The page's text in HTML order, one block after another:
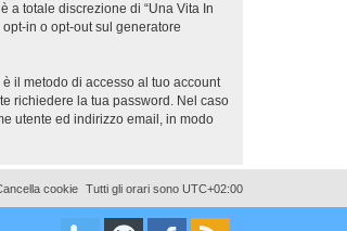
a totale discrezione di “Una Vita In
in o opt-out sul generatore
il metodo di accesso al tuo account
richiedere la tua password. Nel caso
utente ed indirizzo email, in modo
Tutti gli orari sono UTC+02:00
cookie